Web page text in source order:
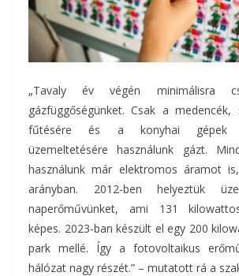
„Tavaly év végén minimálisra
gázfüggőségünket. Csak a medencék,
fűtésére és a konyhai gépek
üzemeltetésére használunk gázt.
használunk már elektromos áramot
arányban. 2012-ben helyeztük
naperőművünket, ami 131
képes. 2023-ban készült el egy 200
park mellé. Így a fotovoltaikus
hálózat nagy részét.” – mutatott rá a